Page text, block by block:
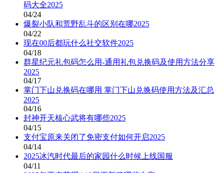
码大全2025
04/24
爆裂小队和荒野乱斗的区别在哪2025
04/22
现在00后都玩什么社交软件2025
04/18
群星纪元礼包码怎么用-通用礼包兑换码及使用方法分享
2025
04/17
掌门下山兑换码在哪用 掌门下山兑换码使用方法及汇总
2025
04/16
封神开天核心武将有哪些2025
04/15
支付宝原来关闭了免密支付如何开启2025
04/14
2025冰汽时代最后的家园什么时候上线国服
04/11